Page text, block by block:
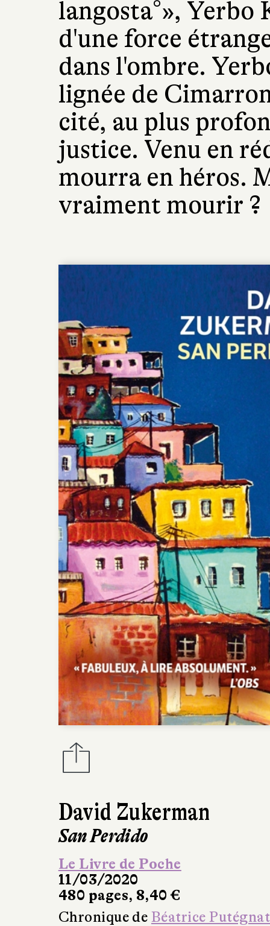
David Zukerman
San Perdido
Le Livre de Poche
11/03/2020
480 pages, 8,40 €
Chronique de Béatrice Putégnat
langosta°»,
d'une force
dans l'ombre.
lignée de
cité, au plus
justice. Venu en
mourra en héros.
vraiment mourir ?